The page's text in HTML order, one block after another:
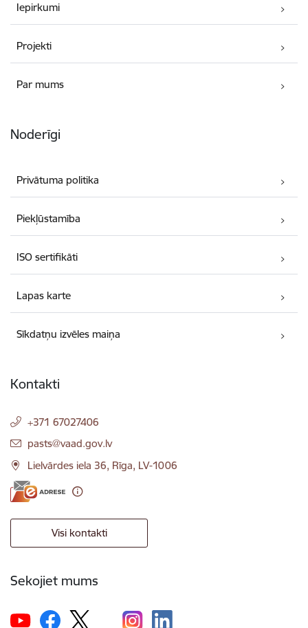
Iepirkumi
Projekti
Par mums
Noderīgi
Privātuma politika
Piekļūstamība
ISO sertifikāti
Lapas karte
Sīkdatņu izvēles maiņa
Kontakti
+371 67027406
E-pasts:
pasts@vaad.gov.lv
Lielvārdes iela 36, Rīga, LV-1006
Visi kontakti
Sekojiet mums